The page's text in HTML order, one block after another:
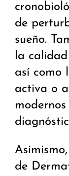
de
sueño.
la
así como
activa o
de